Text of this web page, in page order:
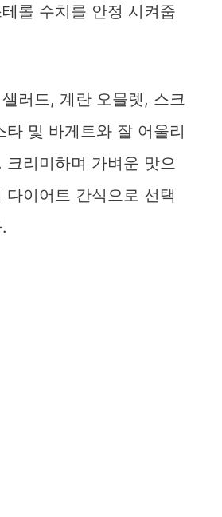
롤 수치를 안정 시켜줍
러드, 계란 오믈렛, 스크
타 및 바게트와 잘 어울리
크리미하며 가벼운 맛으
다이어트 간식으로 선택